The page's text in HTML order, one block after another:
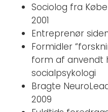
Sociolog fra
2001
Entreprenør
Formidler
form af anvendt
socialpsykologi
Bragte
2009